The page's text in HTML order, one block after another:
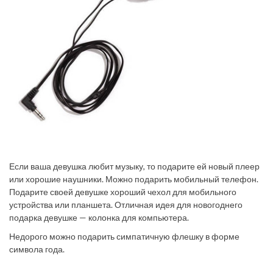
Если ваша девушка любит музыку, то подарите ей новый плеер
или хорошие наушники. Можно подарить мобильный телефон.
Подарите своей девушке хороший чехол для мобильного
устройства или планшета. Отличная идея для новогоднего
подарка девушке — колонка для компьютера.
Недорого можно подарить симпатичную флешку в форме
символа года.